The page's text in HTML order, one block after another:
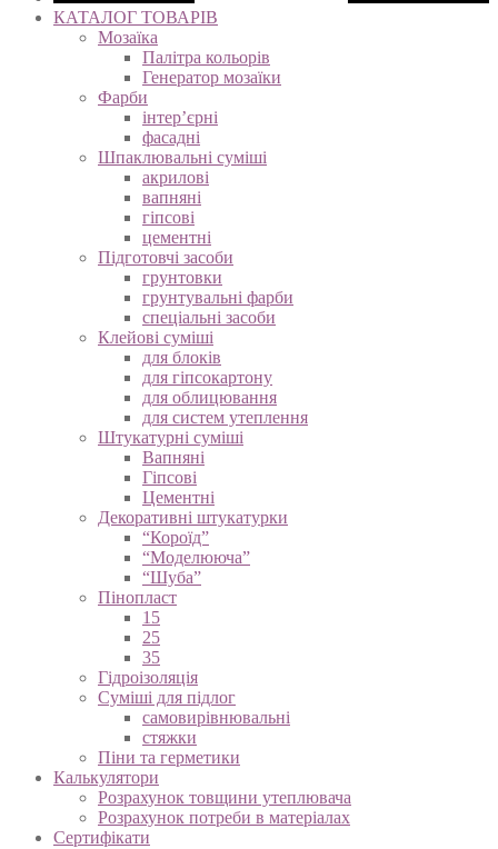
КАТАЛОГ ТОВАРІВ
Мозаїка
Палітра кольорів
Генератор мозаїки
Фарби
інтер’єрні
фасадні
Шпаклювальні суміші
акрилові
вапняні
гіпсові
цементні
Підготовчі засоби
грунтовки
грунтувальні фарби
спеціальні засоби
Клейові суміші
для блоків
для гіпсокартону
для облицювання
для систем утеплення
Штукатурні суміші
Вапняні
Гіпсові
Цементні
Декоративні штукатурки
“Короїд”
“Моделююча”
“Шуба”
Пінопласт
15
25
35
Гідроізоляція
Суміші для підлог
самовирівнювальні
стяжки
Піни та герметики
Калькулятори
Розрахунок товщини утеплювача
Розрахунок потреби в матеріалах
Сертифікати